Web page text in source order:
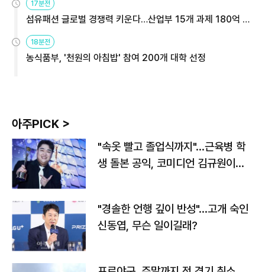
17분전
섬유패션 글로벌 경쟁력 키운다…산업부 15개 과제 180억 지
18분전
농식품부, '천원의 아침밥' 참여 200개 대학 선정
아주PICK >
"속옷 빨고 졸업식까지"…근육병 학
생 돌본 공익, 코미디언 김규원이었
"경솔한 언행 깊이 반성"…고개 숙인
신동엽, 무슨 일이길래?